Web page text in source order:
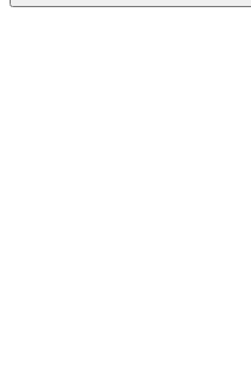
Buscar